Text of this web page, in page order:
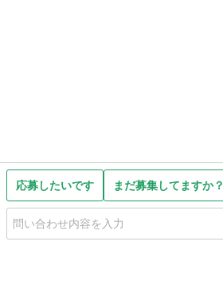
応募したいです まだ募集してますか？